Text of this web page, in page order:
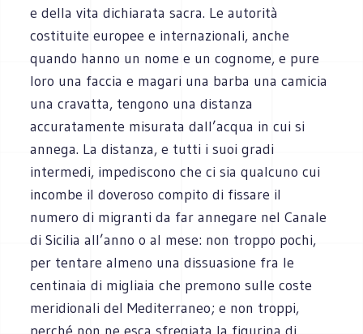
e della vita dichiarata sacra. Le autorità
costituite europee e internazionali, anche
quando hanno un nome e un cognome, e pure
loro una faccia e magari una barba una camicia
una cravatta, tengono una distanza
accuratamente misurata dall’acqua in cui si
annega. La distanza, e tutti i suoi gradi
intermedi, impediscono che ci sia qualcuno cui
incombe il doveroso compito di fissare il
numero di migranti da far annegare nel Canale
di Sicilia all’anno o al mese: non troppo pochi,
per tentare almeno una dissuasione fra le
centinaia di migliaia che premono sulle coste
meridionali del Mediterraneo; e non troppi,